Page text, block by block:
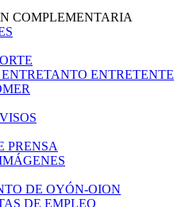
COMPLEMENTARIA
ENTRETENTE
PRENSA
DE OYÓN-OION
DE EMPLEO